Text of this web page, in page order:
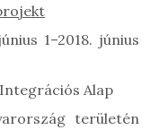
1–2018. június
Alap
területén